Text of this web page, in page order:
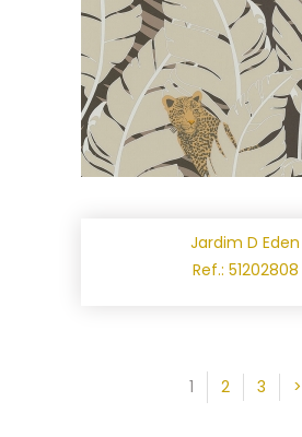
Jardim D Eden
Ref.: 51202808
1 2 3 >